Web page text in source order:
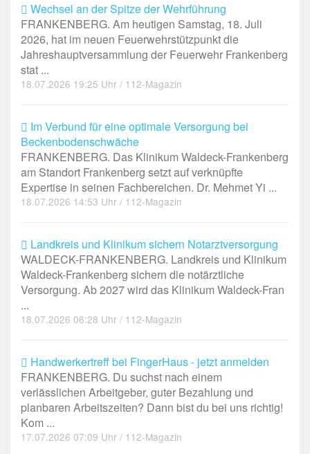
Wechsel an der Spitze der Wehrführung
FRANKENBERG. Am heutigen Samstag, 18. Juli
2026, hat im neuen Feuerwehrstützpunkt die
Jahreshauptversammlung der Feuerwehr Frankenberg
stat ...
18.07.2026 19:25 Uhr / 112-Magazin
Im Verbund für eine optimale Versorgung bei
Beckenbodenschwäche
FRANKENBERG. Das Klinikum Waldeck-Frankenberg
am Standort Frankenberg setzt auf verknüpfte
Expertise in seinen Fachbereichen. Dr. Mehmet Yi ...
18.07.2026 14:53 Uhr / 112-Magazin
Landkreis und Klinikum sichern Notarztversorgung
WALDECK-FRANKENBERG. Landkreis und Klinikum
Waldeck-Frankenberg sichern die notärztliche
Versorgung. Ab 2027 wird das Klinikum Waldeck-Fran
...
18.07.2026 06:28 Uhr / 112-Magazin
Handwerkertreff bei FingerHaus - jetzt anmelden
FRANKENBERG. Du suchst nach einem
verlässlichen Arbeitgeber, guter Bezahlung und
planbaren Arbeitszeiten? Dann bist du bei uns richtig!
Kom ...
17.07.2026 07:09 Uhr / 112-Magazin